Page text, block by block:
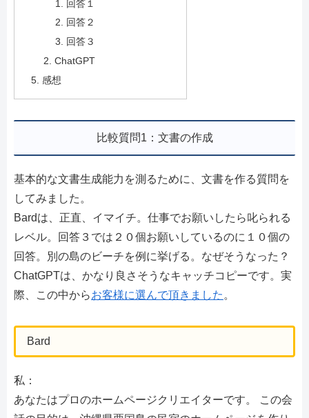
回答１
回答２
回答３
ChatGPT
感想
比較質問1：文書の作成
基本的な文書生成能力を測るために、文書を作る質問を
してみました。
Bardは、正直、イマイチ。仕事でお願いしたら叱られる
レベル。回答３では２０個お願いしているのに１０個の
回答。別の島のビーチを例に挙げる。なぜそうなった？
ChatGPTは、かなり良さそうなキャッチコピーです。実
際、この中からお客様に選んで頂きました 。
Bard
私：
あなたはプロのホームページクリエイターです。 この会